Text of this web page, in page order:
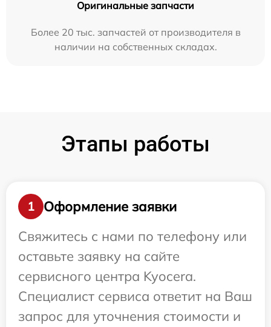
Оригинальные запчасти
Более 20 тыс. запчастей от производителя в
наличии на собственных складах.
Этапы работы
1
Оформление заявки
Свяжитесь с нами по телефону или
оставьте заявку на сайте
сервисного центра Kyocera.
Специалист сервиса ответит на Ваш
запрос для уточнения стоимости и